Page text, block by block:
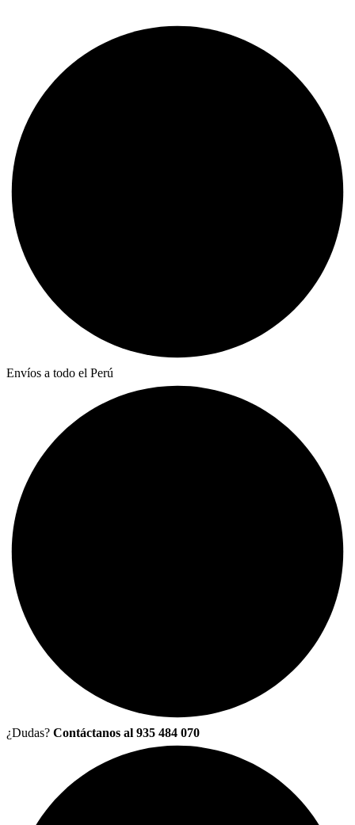
Envíos a todo el Perú
¿Dudas? Contáctanos al 935 484 070